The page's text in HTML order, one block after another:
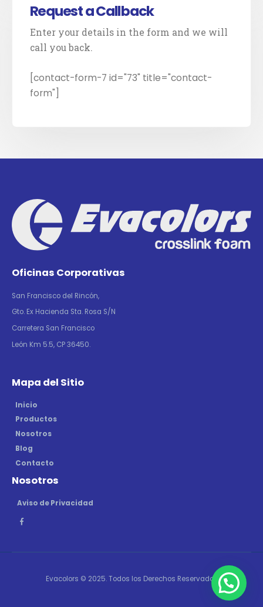
Request a Callback
Enter your details in the form and we will
call you back.
[contact-form-7 id="73" title="contact-
form"]
Oficinas Corporativas
San Francisco del Rincón,
Gto. Ex Hacienda Sta. Rosa S/N
Carretera San Francisco
León Km 5.5, CP 36450.
Mapa del Sitio
Inicio
Productos
Nosotros
Blog
Contacto
Nosotros
Aviso de Privacidad
Evacolors © 2025. Todos los Derechos Reservados